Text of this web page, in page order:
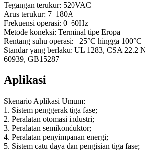
Tegangan terukur: 520VAC
Arus terukur: 7–180A
Frekuensi operasi: 0–60Hz
Metode koneksi: Terminal tipe Eropa
Rentang suhu operasi: –25°C hingga 100°C
Standar yang berlaku: UL 1283, CSA 22.2
60939, GB15287
Aplikasi
Skenario Aplikasi Umum:
1. Sistem penggerak tiga fase;
2. Peralatan otomasi industri;
3. Peralatan semikonduktor;
4. Peralatan penyimpanan energi;
5. Sistem catu daya dan pengisian tiga fase;